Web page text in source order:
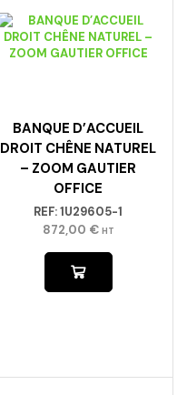
BANQUE D’ACCUEIL
DROIT CHÊNE NATUREL
– ZOOM GAUTIER
OFFICE
REF:1U29605-1
872,00 € HT